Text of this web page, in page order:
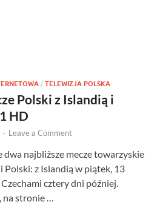
/ TELEWIZJA POLSKA
Polski z Islandią i
HD
- Leave a Comment
dwa najbliższe mecze towarzyskie
Polski: z Islandią w piątek, 13
cztery dni później.
na stronie …